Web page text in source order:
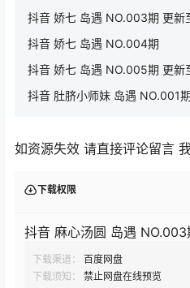
抖音 娇七 岛遇 NO.003期 更
抖音 娇七 岛遇 NO.004期
抖音 娇七 岛遇 NO.005期 更新
抖音 肚脐小师妹 岛遇 NO.001期
如资源失效 请直接评论留言
下载权限
抖音 麻心汤圆 岛遇 NO.003
下载渠道：
百度网盘
下载须知：
禁止网盘在线预览